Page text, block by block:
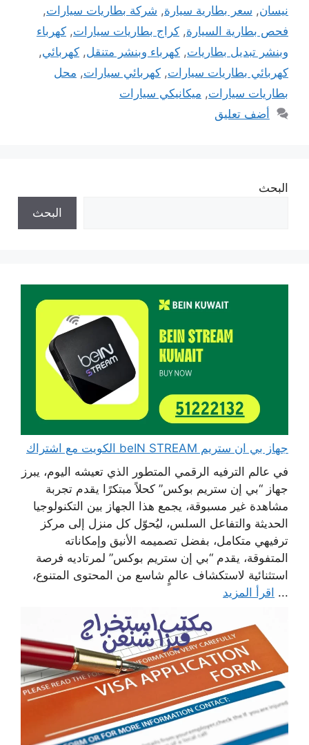
نيسان, سعر بطارية سيارة, شركة بطاريات سيارات,
فحص بطارية السيارة, كراج بطاريات سيارات, كهرباء
وبنشر تبديل بطاريات, كهرباء وبنشر متنقل, كهربائي,
كهربائي بطاريات سيارات, كهربائي سيارات, محل
بطاريات سيارات, ميكانيكي سيارات
أضف تعليق
البحث
البحث
جهاز بي ان ستريم beIN STREAM الكويت مع اشتراك
في عالم الترفيه الرقمي المتطور الذي تعيشه اليوم، يبرز
جهاز “بي إن ستريم بوكس” كحلاً مبتكرًا يقدم تجربة
مشاهدة غير مسبوقة، يجمع هذا الجهاز بين التكنولوجيا
الحديثة والتفاعل السلس، ليُحوّل كل منزل إلى مركز
ترفيهي متكامل، بفضل تصميمه الأنيق وإمكاناته
المتفوقة، يقدم “بي إن ستريم بوكس” لمرتاديه فرصة
استثنائية لاستكشاف عالمٍ شاسع من المحتوى المتنوع،
... اقرأ المزيد